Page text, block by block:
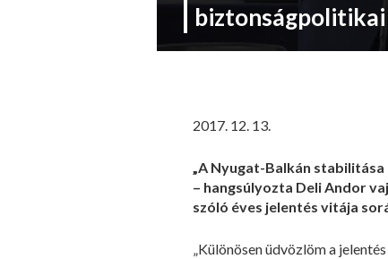
biztonságpolitikai
2017. 12. 13.
„A Nyugat-Balkán
– hangsúlyozta Deli Andor
szóló éves jelentés vitája
„Különösen üdvözlöm a